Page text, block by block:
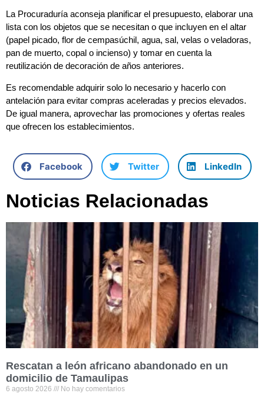
La Procuraduría aconseja planificar el presupuesto, elaborar una
lista con los objetos que se necesitan o que incluyen en el altar
(papel picado, flor de cempasúchil, agua, sal, velas o veladoras,
pan de muerto, copal o incienso) y tomar en cuenta la
reutilización de decoración de años anteriores.
Es recomendable adquirir solo lo necesario y hacerlo con
antelación para evitar compras aceleradas y precios elevados.
De igual manera, aprovechar las promociones y ofertas reales
que ofrecen los establecimientos.
Facebook Twitter LinkedIn
Noticias Relacionadas
Rescatan a león africano abandonado en un
domicilio de Tamaulipas
6 agosto 2026 No hay comentarios